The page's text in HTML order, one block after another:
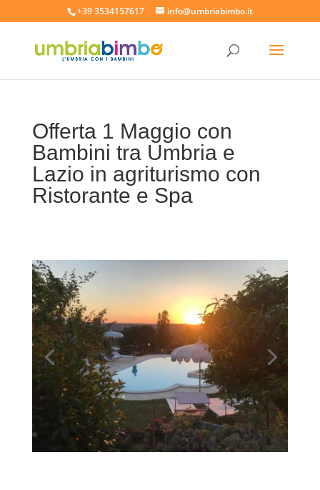
+39 3534157617 info@umbriabimbo.it
Offerta 1 Maggio con
Bambini tra Umbria e
Lazio in agriturismo con
Ristorante e Spa